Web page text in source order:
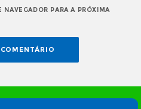
NAVEGADOR PARA A PRÓXIMA